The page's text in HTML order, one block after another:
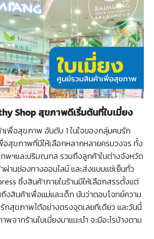
Shop สุขภาพดีเริ่มต้นที่ใบเมี่ยง
เพื่อสุขภาพ อันดับ 1 ในใจของกลุ่มคนรัก
สุขภาพที่มีให้เลือกหลากหลายครบวงจร ทั้ง
พฯและปริมณฑล รวมถึงลูกค้าในต่างจังหวัด
านช่องทางออนไลน์ และส่งแบบแช่เย็นทั่ว
ซึ่งสินค้าภายในร้านมีให้เลือกสรรตั้งแต่
งสินค้าเพื่อแม่และเด็ก นับว่าตอบโจทย์ความ
สุขภาพได้อย่างตรงจุดเลยทีเดียว และวันนี้
จากร้านใบเมี่ยงมาแนะนำ จะมีอะไรบ้างตาม